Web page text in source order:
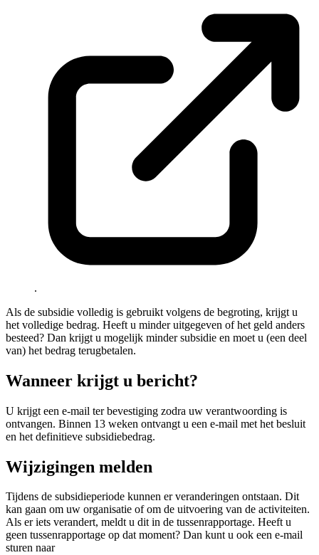
.
Als de subsidie volledig is gebruikt volgens de begroting, krijgt u
het volledige bedrag. Heeft u minder uitgegeven of het geld anders
besteed? Dan krijgt u mogelijk minder subsidie en moet u (een deel
van) het bedrag terugbetalen.
Wanneer krijgt u bericht?
U krijgt een e-mail ter bevestiging zodra uw verantwoording is
ontvangen. Binnen 13 weken ontvangt u een e-mail met het besluit
en het definitieve subsidiebedrag.
Wijzigingen melden
Tijdens de subsidieperiode kunnen er veranderingen ontstaan. Dit
kan gaan om uw organisatie of om de uitvoering van de activiteiten.
Als er iets verandert, meldt u dit in de tussenrapportage. Heeft u
geen tussenrapportage op dat moment? Dan kunt u ook een e-mail
sturen naar